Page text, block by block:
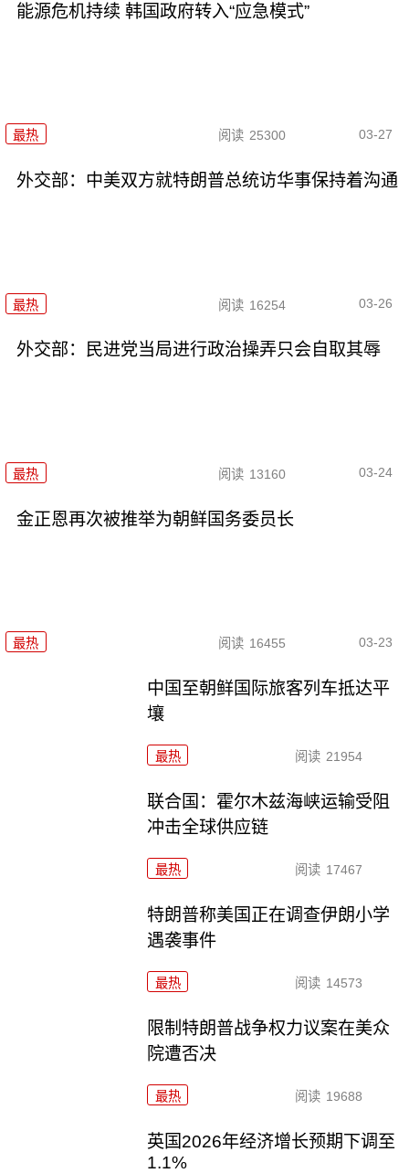
能源危机持续 韩国政府转入“应急模式”
最热 阅读 25300 03-27
外交部：中美双方就特朗普总统访华事保持着沟通
最热 阅读 16254 03-26
外交部：民进党当局进行政治操弄只会自取其辱
最热 阅读 13160 03-24
金正恩再次被推举为朝鲜国务委员长
最热 阅读 16455 03-23
中国至朝鲜国际旅客列车抵达平
壤
最热 阅读 21954
联合国：霍尔木兹海峡运输受阻
冲击全球供应链
最热 阅读 17467
特朗普称美国正在调查伊朗小学
遇袭事件
最热 阅读 14573
限制特朗普战争权力议案在美众
院遭否决
最热 阅读 19688
英国2026年经济增长预期下调至
1.1%